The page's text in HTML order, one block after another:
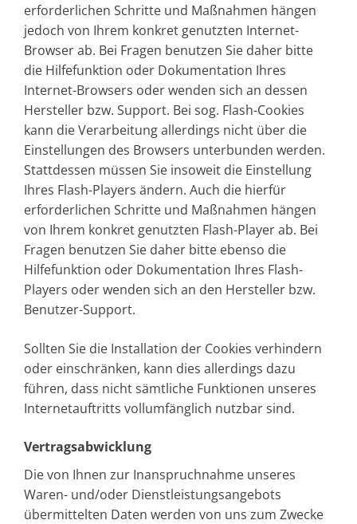
erforderlichen Schritte und Maßnahmen hängen
jedoch von Ihrem konkret genutzten Internet-
Browser ab. Bei Fragen benutzen Sie daher bitte
die Hilfefunktion oder Dokumentation Ihres
Internet-Browsers oder wenden sich an dessen
Hersteller bzw. Support. Bei sog. Flash-Cookies
kann die Verarbeitung allerdings nicht über die
Einstellungen des Browsers unterbunden werden.
Stattdessen müssen Sie insoweit die Einstellung
Ihres Flash-Players ändern. Auch die hierfür
erforderlichen Schritte und Maßnahmen hängen
von Ihrem konkret genutzten Flash-Player ab. Bei
Fragen benutzen Sie daher bitte ebenso die
Hilfefunktion oder Dokumentation Ihres Flash-
Players oder wenden sich an den Hersteller bzw.
Benutzer-Support.
Sollten Sie die Installation der Cookies verhindern
oder einschränken, kann dies allerdings dazu
führen, dass nicht sämtliche Funktionen unseres
Internetauftritts vollumfänglich nutzbar sind.
Vertragsabwicklung
Die von Ihnen zur Inanspruchnahme unseres
Waren- und/oder Dienstleistungsangebots
übermittelten Daten werden von uns zum Zwecke